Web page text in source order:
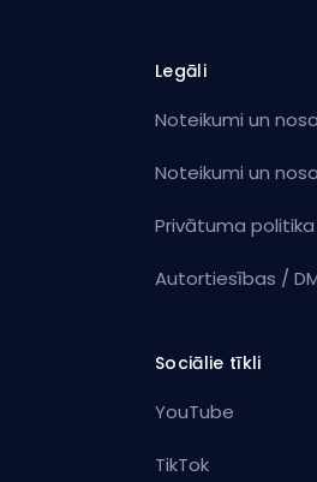
Legāli
Noteikumi un
Noteikumi un
Privātuma politika
Autortiesības /
Sociālie tīkli
YouTube
TikTok